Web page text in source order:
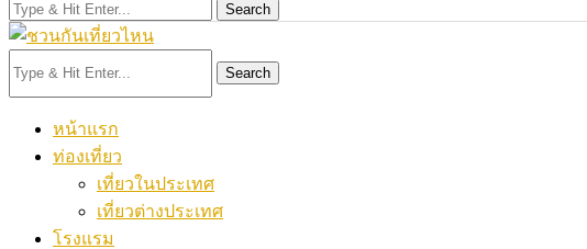
Search
Search
หน้าแรก
ท่องเที่ยว
เที่ยวในประเทศ
เที่ยวต่างประเทศ
โรงแรม